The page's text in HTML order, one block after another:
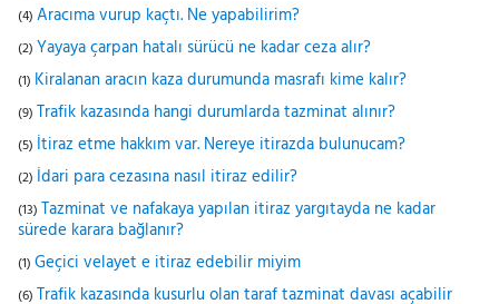
(4) Aracıma vurup kaçtı. Ne yapabilirim?
(2) Yayaya çarpan hatalı sürücü ne kadar ceza alır?
(1) Kiralanan aracın kaza durumunda masrafı kime kalır?
(9) Trafik kazasında hangi durumlarda tazminat alınır?
(5) İtiraz etme hakkım var. Nereye itirazda bulunucam?
(2) İdari para cezasına nasıl itiraz edilir?
(13) Tazminat ve nafakaya yapılan itiraz yargıtayda ne kadar
sürede karara bağlanır?
(1) Geçici velayet e itiraz edebilir miyim
(6) Trafik kazasında kusurlu olan taraf tazminat davası açabilir